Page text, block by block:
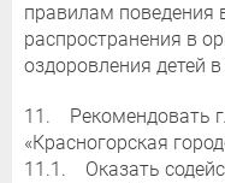
правилам поведения
распространения в
оздоровления детей
11. Рекомендовать
«Красногорская
11.1. Оказать